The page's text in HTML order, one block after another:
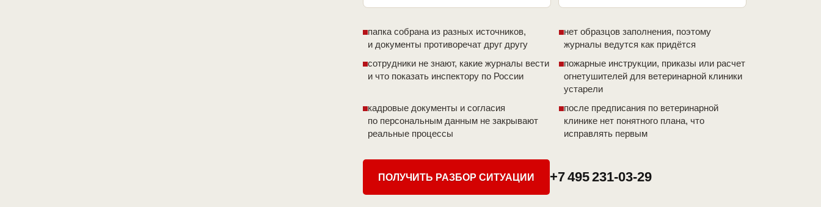
папка собрана из разных источников,
и документы противоречат друг другу
нет образцов заполнения, поэтому
журналы ведутся как придётся
сотрудники не знают, какие журналы вести
и что показать инспектору по России
пожарные инструкции, приказы или расчет
огнетушителей для ветеринарной клиники
устарели
кадровые документы и согласия
по персональным данным не закрывают
реальные процессы
после предписания по ветеринарной
клинике нет понятного плана, что
исправлять первым
ПОЛУЧИТЬ РАЗБОР СИТУАЦИИ +7 495 231-03-29